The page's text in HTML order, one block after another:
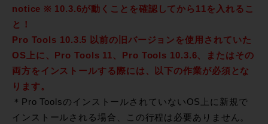
notice ※ 10.3.6が動くことを確認してから11を入れるこ
と！
Pro Tools 10.3.5 以前の旧バージョンを使用されていた
OS上に、Pro Tools 11、Pro Tools 10.3.6、またはその
両方をインストールする際には、以下の作業が必須とな
ります。
＊Pro ToolsのインストールされていないOS上に新規で
インストールされる場合、この行程は必要ありません。